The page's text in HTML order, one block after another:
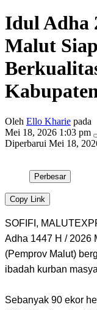
Idul Adha
Malut
Oleh Ello Kharie pada
Mei 18, 2026 1:03 pm
Diperbarui Mei 18,
Perbesar
Copy Link
SOFIFI,
Adha 1447 H / 2026
(Pemprov Malut)
ibadah kurban
Sebanyak 90 ekor